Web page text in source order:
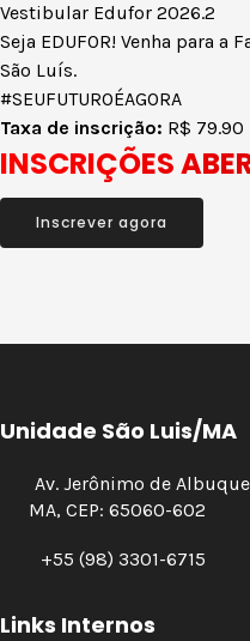
Vestibular Edufor 2026.2
Seja EDUFOR! Venha para a
São Luís.
#SEUFUTUROÉAGORA
Taxa de inscrição: R$ 79.90
INSCRIÇÕES
Inscrever agora
Unidade São Luis/MA
Av. Jerônimo de
MA, CEP: 65060-602
+55 (98) 3301-6715
Links Internos